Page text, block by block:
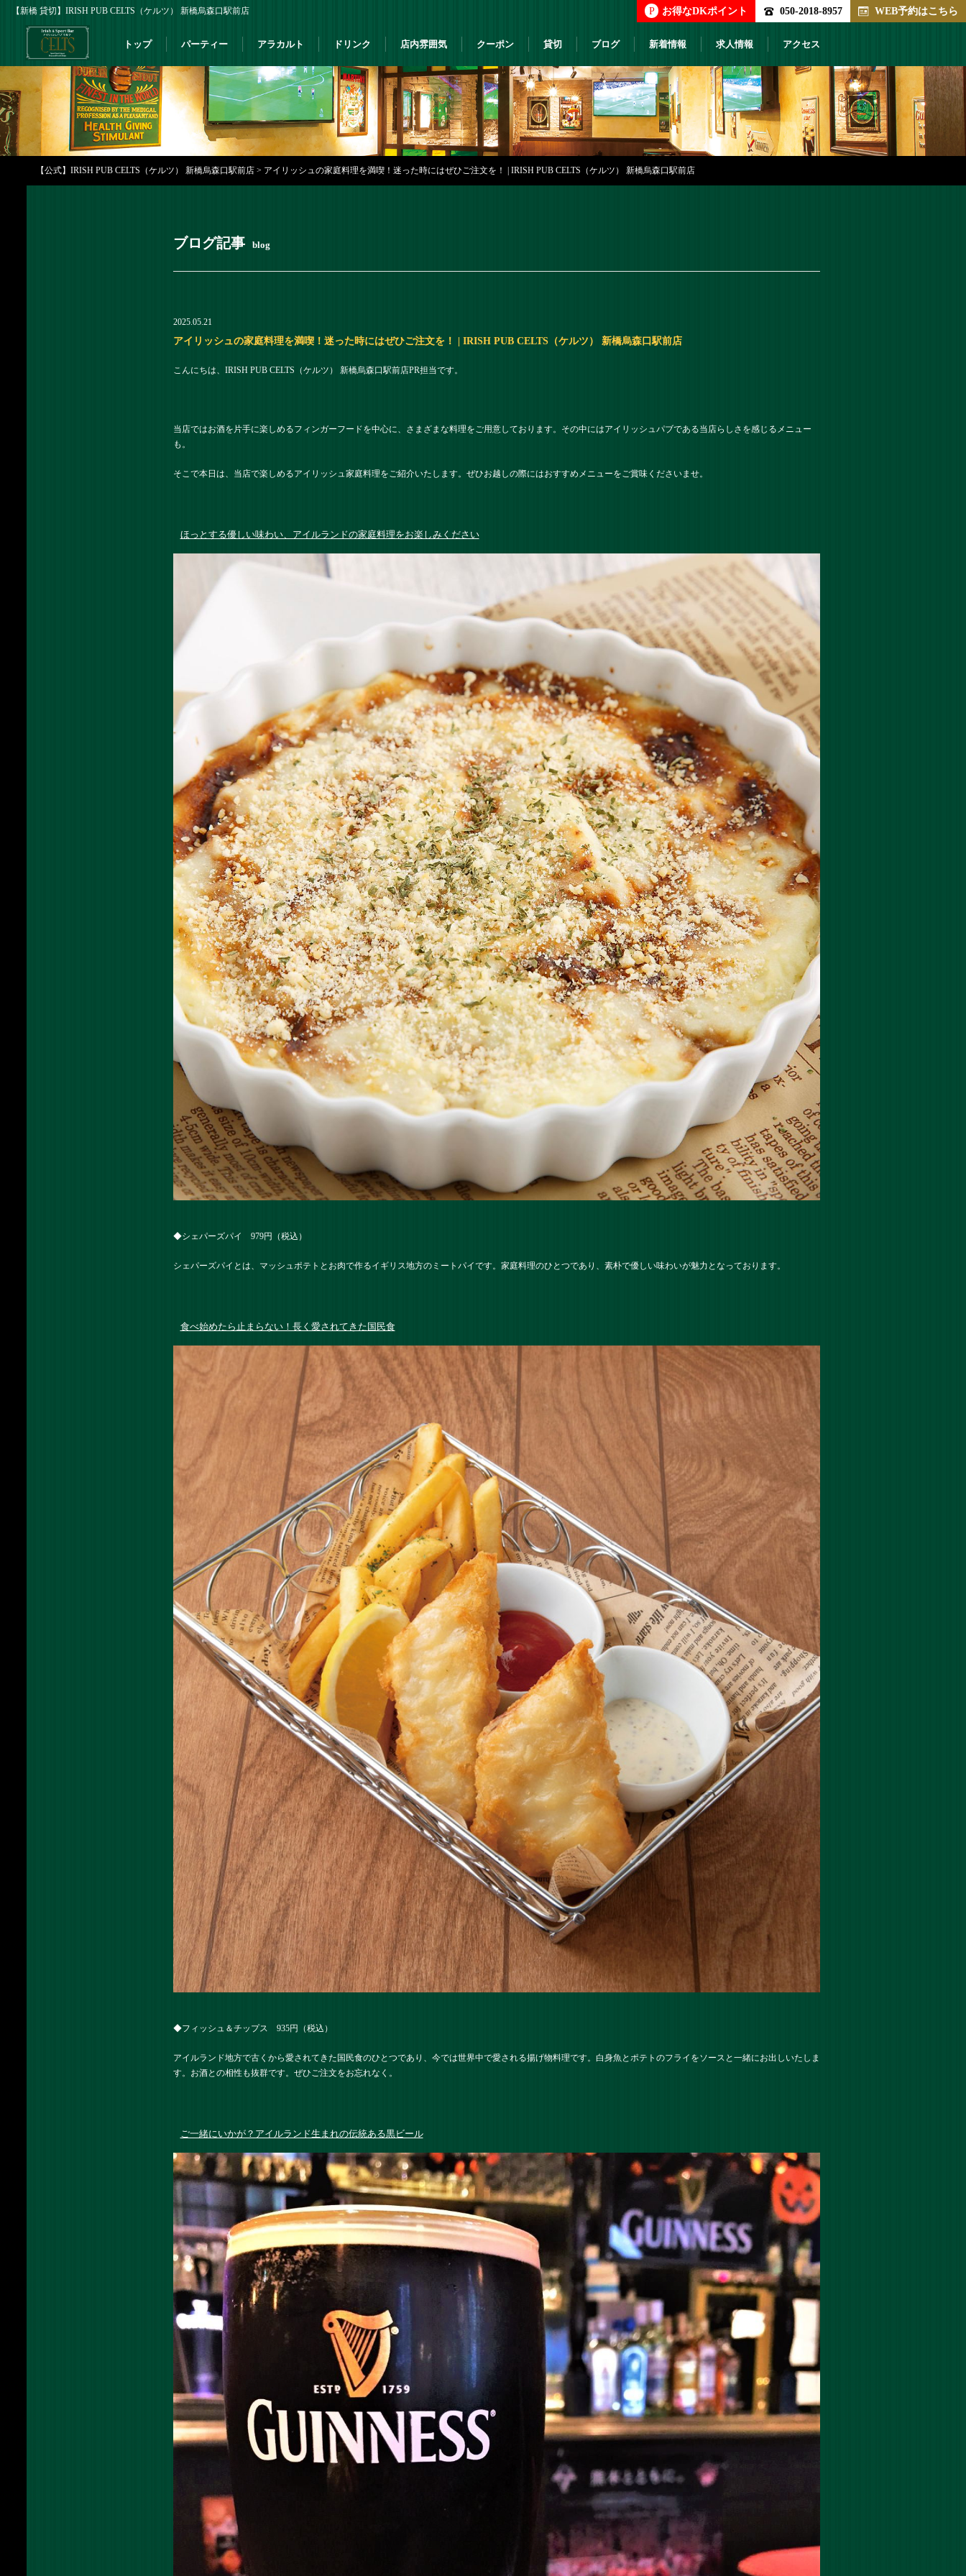
【新橋 貸切】IRISH PUB CELTS（ケルツ） 新橋烏森口駅前店 P お得なDKポイント 050-2018-8957 WEB予約はこちら
トップ パーティー アラカルト ドリンク 店内雰囲気 クーポン 貸切 ブログ 新着情報 求人情報 アクセス
【公式】IRISH PUB CELTS（ケルツ） 新橋烏森口駅前店 > アイリッシュの家庭料理を満喫！迷った時にはぜひご注文を！ | IRISH PUB CELTS（ケルツ） 新橋烏森口駅前店
ブログ記事 blog
2025.05.21
アイリッシュの家庭料理を満喫！迷った時にはぜひご注文を！ | IRISH PUB CELTS（ケルツ） 新橋烏森口駅前店
こんにちは、IRISH PUB CELTS（ケルツ） 新橋烏森口駅前店PR担当です。
当店ではお酒を片手に楽しめるフィンガーフードを中心に、さまざまな料理をご用意しております。その中にはアイリッシュパブである当店らしさを感じるメニュー
も。
そこで本日は、当店で楽しめるアイリッシュ家庭料理をご紹介いたします。ぜひお越しの際にはおすすめメニューをご賞味くださいませ。
ほっとする優しい味わい、アイルランドの家庭料理をお楽しみください
◆シェパーズパイ 979円（税込）
シェパーズパイとは、マッシュポテトとお肉で作るイギリス地方のミートパイです。家庭料理のひとつであり、素朴で優しい味わいが魅力となっております。
食べ始めたら止まらない！長く愛されてきた国民食
◆フィッシュ＆チップス 935円（税込）
アイルランド地方で古くから愛されてきた国民食のひとつであり、今では世界中で愛される揚げ物料理です。白身魚とポテトのフライをソースと一緒にお出しいたしま
す。お酒との相性も抜群です。ぜひご注文をお忘れなく。
ご一緒にいかが？アイルランド生まれの伝統ある黒ビール